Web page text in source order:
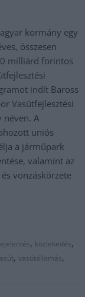
kormány egy
összesen
milliárd forintos
indít Baross
Vasútfejlesztési
néven. A
uniós
a járműpark
valamint az
vonzáskörzete
, közlekedés,
,vasútállomás,